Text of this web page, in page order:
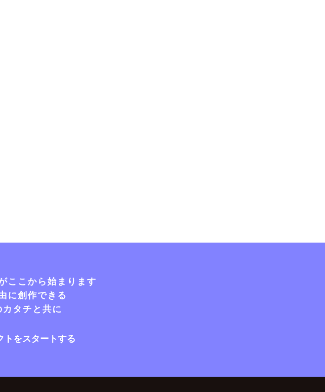
ここから始まります
に創作できる
タチと共に
トをスタートする